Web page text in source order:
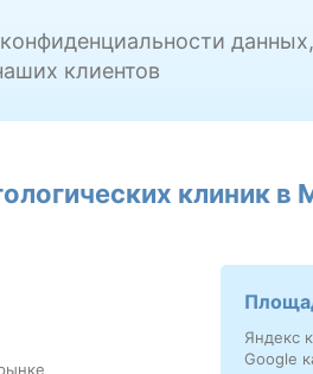
клиентов
клиник в
Яндекс
Google